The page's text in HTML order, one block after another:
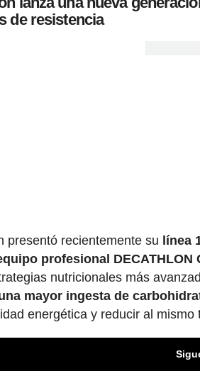
de resistencia
presentó recientemente su línea
profesional DECATHLON
nutricionales más
mayor ingesta de
energética y reducir al